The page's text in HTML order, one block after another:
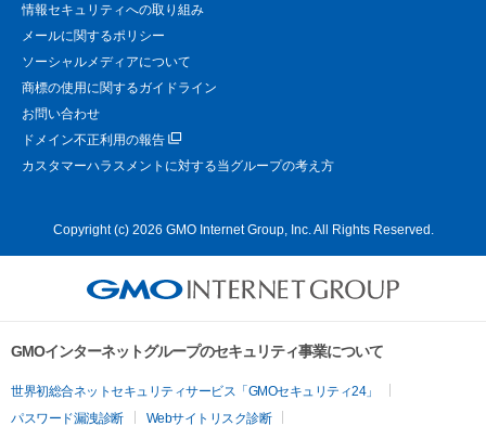
情報セキュリティへの取り組み
メールに関するポリシー
ソーシャルメディアについて
商標の使用に関するガイドライン
お問い合わせ
ドメイン不正利用の報告
カスタマーハラスメントに対する当グループの考え方
Copyright (c) 2026 GMO Internet Group, Inc. All Rights Reserved.
GMOインターネットグループのセキュリティ事業について
世界初総合ネットセキュリティサービス「GMOセキュリティ24」
パスワード漏洩診断
Webサイトリスク診断